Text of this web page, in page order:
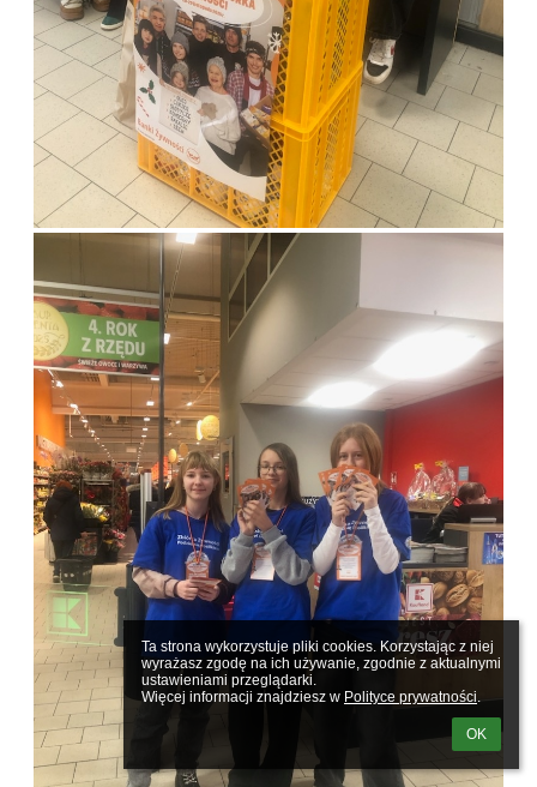
Ta strona wykorzystuje pliki cookies. Korzystając z niej
wyrażasz zgodę na ich używanie, zgodnie z aktualnymi
ustawieniami przeglądarki.
Więcej informacji znajdziesz w Polityce prywatności.
OK